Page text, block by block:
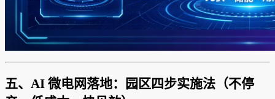
五、AI 微电网落地：园区四步实施法（不停